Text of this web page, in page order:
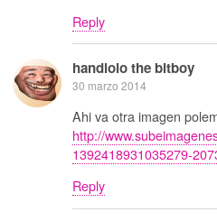
Reply
handlolo the bitboy
30 marzo 2014
Ahi va otra imagen
http://
1392418931035279-
Reply